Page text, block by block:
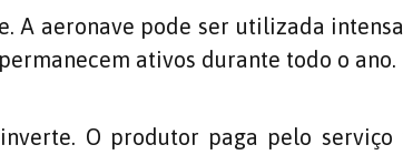
A aeronave pode ser utilizada
ativos durante todo o ano.
O produtor paga pelo